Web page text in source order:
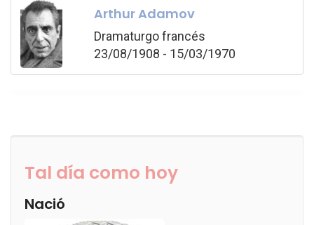
Arthur Adamov
Dramaturgo francés
23/08/1908 - 15/03/1970
Tal día como hoy
Nació